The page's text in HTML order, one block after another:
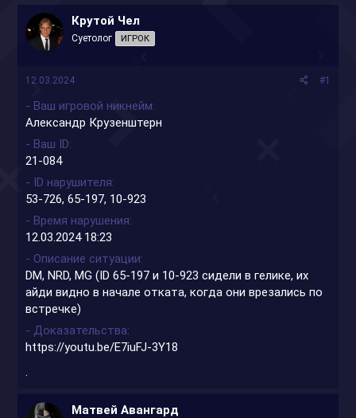
р
т
е
н
а
ч
Крутой Чел
Суетолог ИГРОК
12.03.2024 #1
- Ваш игровой никнейм
Александр Крузенштерн
- Ваш ID
21-084
- ID нарушителя
53-726, 65-197, 10-923
- Время нарушения
12.03.2024 18:23
- Описание ситуации
DM, NRD, MG (ID 65-197 и 10-923 сидели в гелике, их
айди видно в начале отката, когда они врезались по
встречке)
- Доказательства
https://youtu.be/E7iuFJ-3Y18
.
Матвей Авангард